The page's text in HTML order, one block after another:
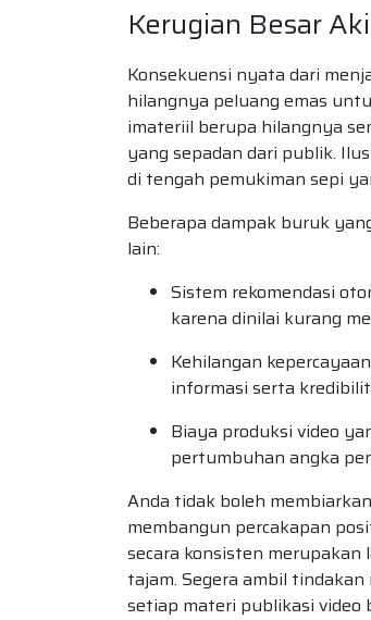
Kerugian Besar
Konsekuensi nyata dari
hilangnya peluang emas
imateriil berupa hilangnya
yang sepadan dari publik.
di tengah pemukiman sepi
Beberapa dampak buruk
lain:
Sistem rekomendasi
karena dinilai kurang
Kehilangan
informasi serta
Biaya produksi video
pertumbuhan angka
Anda tidak boleh
membangun percakapan
secara konsisten
tajam. Segera ambil
setiap materi publikasi video